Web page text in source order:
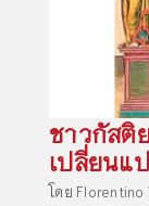
ชาวกัสติ
เปลี่ยนแ
โดย Florentino